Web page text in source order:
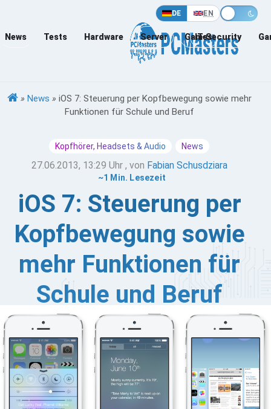
DE EN
News Tests Hardware Server Games
IT-Security
» News » iOS 7: Steuerung per Kopfbewegung sowie mehr
Funktionen für Schule und Beruf
Kopfhörer, Headsets & Audio News
27.06.2013, 13:29 Uhr , von Fabian Schusdziara
~1 Min. Lesezeit
iOS 7: Steuerung per
Kopfbewegung sowie
mehr Funktionen für
Schule und Beruf
Herbst veröffentlicht Apple endlich seine neue iOS-
Neben einer komplett überarbeiteten Optik soll
mobile Betriebssystem auch mit zahlreichen neuen
punkten. So implementiert Apple für körperlich
Anwender eine Steuerung, die mittels
durchgeführt wird. Auch für Berufstätige,
ihr iPhone im Unternehmen einsetzen, hat der